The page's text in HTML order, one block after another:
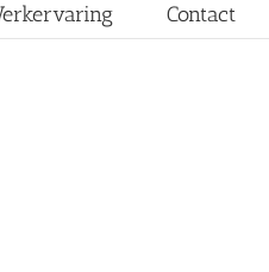
Contact